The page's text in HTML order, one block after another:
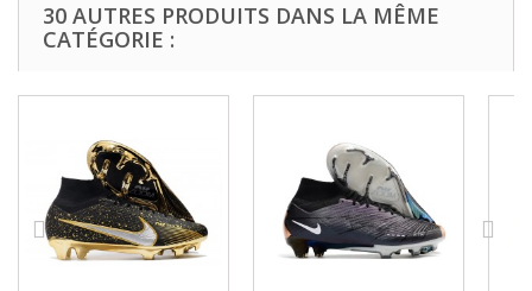
30 AUTRES PRODUITS DANS LA MÊME
CATÉGORIE :